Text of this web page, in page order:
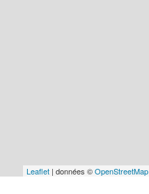
Leaflet | données ©OpenStreetMap